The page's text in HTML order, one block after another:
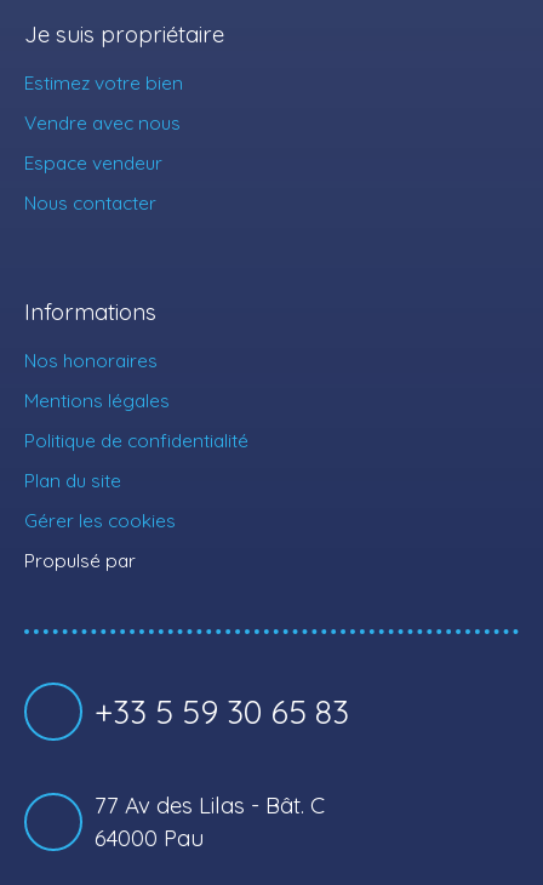
Je suis propriétaire
Estimez votre bien
Vendre avec nous
Espace vendeur
Nous contacter
Informations
Nos honoraires
Mentions légales
Politique de confidentialité
Plan du site
Gérer les cookies
Propulsé par
+33 5 59 30 65 83
77 Av des Lilas - Bât. C
64000 Pau